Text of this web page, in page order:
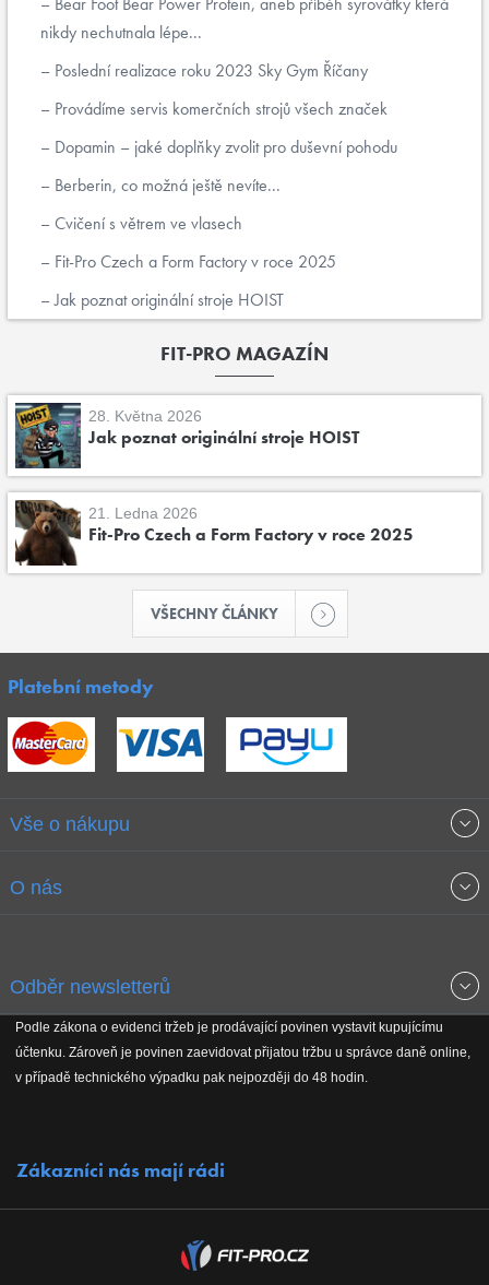
nikdy nechutnala lépe...
Poslední realizace roku 2023 Sky Gym Říčany
Provádíme servis komerčních strojů všech značek
Dopamin – jaké doplňky zvolit pro duševní pohodu
Berberin, co možná ještě nevíte...
Cvičení s větrem ve vlasech
Fit-Pro Czech a Form Factory v roce 2025
Jak poznat originální stroje HOIST
FIT-PRO MAGAZÍN
28. Května 2026
Jak poznat originální stroje HOIST
21. Ledna 2026
Fit-Pro Czech a Form Factory v roce 2025
VŠECHNY ČLÁNKY
Platební metody
Vše o nákupu
Obchodní podmínky
Reklamační řád
O nás
Koho podporujeme
Odběr newsletterů
Získejte přehled o novinkách, slevách, akčním zboží a upozornění
na nové články v magazínu!
Podle zákona o evidenci tržeb je prodávající povinen vystavit kupujícímu
účtenku. Zároveň je povinen zaevidovat přijatou tržbu u správce daně online,
v případě technického výpadku pak nejpozději do 48 hodin.
Zákazníci nás mají rádi